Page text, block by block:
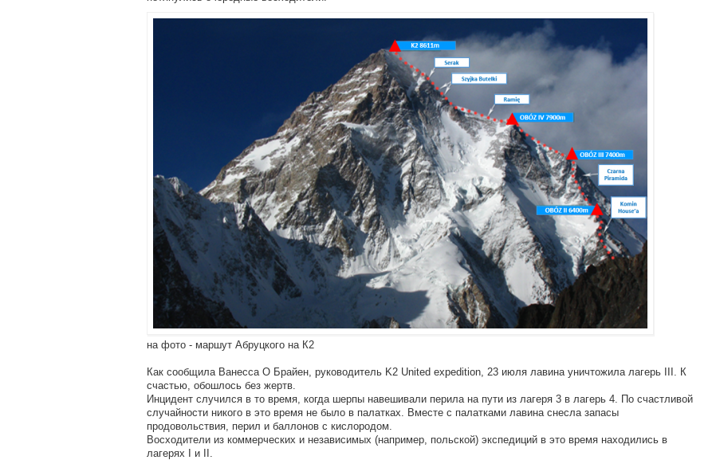
на фото - маршут Абруцкого на К2
Как сообщила Ванесса О Брайен, руководитель K2 United expedition, 23 июля лавина уничтожила лагерь III. К
счастью, обошлось без жертв.
Инцидент случился в то время, когда шерпы навешивали перила на пути из лагеря 3 в лагерь 4. По счастливой
случайности никого в это время не было в палатках. Вместе с палатками лавина снесла запасы
продовольствия, перил и баллонов с кислородом.
Восходители из коммерческих и независимых (например, польской) экспедиций в это время находились в
лагерях I и II.